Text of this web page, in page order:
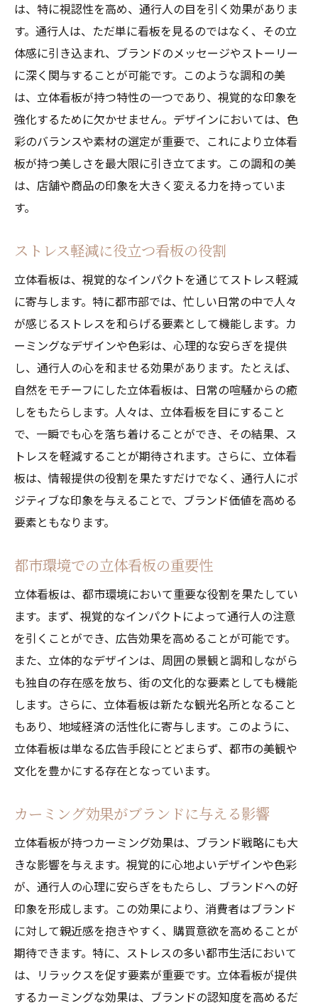
立体看板がもたらす日常への影響
都市生活における立体看板の役割
日常に溶け込む立体デザインの魅力
立体看板が日常に与えるポジティブな影響
現代生活における立体看板の必要性
日常への影響を考慮した看板設計
立体看板が創り出す日常の新たな価値
アートとしての立体看板の役割とは
立体看板が都市に与える文化的影響
視覚芸術としての立体看板の可能性
アートとしての立体看板が持つ力
文化的景観における立体看板の役割
立体看板のカーミング効果とブランド戦略
ブランドイメージとカーミング効果の関係
立体看板を用いた効果的なブランド戦略
カーミング効果を活かしたマーケティング
立体看板がブランド認知に与える影響
ブランド戦略における立体看板の役割
立体看板とブランドのシナジー効果
は、特に視認性を高め、通行人の目を引く効果がありま
す。通行人は、ただ単に看板を見るのではなく、その立
体感に引き込まれ、ブランドのメッセージやストーリー
に深く関与することが可能です。このような調和の美
は、立体看板が持つ特性の一つであり、視覚的な印象を
強化するために欠かせません。デザインにおいては、色
彩のバランスや素材の選定が重要で、これにより立体看
板が持つ美しさを最大限に引き立てます。この調和の美
は、店舗や商品の印象を大きく変える力を持っていま
す。
ストレス軽減に役立つ看板の役割
立体看板は、視覚的なインパクトを通じてストレス軽減
に寄与します。特に都市部では、忙しい日常の中で人々
が感じるストレスを和らげる要素として機能します。カ
ーミングなデザインや色彩は、心理的な安らぎを提供
し、通行人の心を和ませる効果があります。たとえば、
自然をモチーフにした立体看板は、日常の喧騒からの癒
しをもたらします。人々は、立体看板を目にすること
で、一瞬でも心を落ち着けることができ、その結果、ス
トレスを軽減することが期待されます。さらに、立体看
板は、情報提供の役割を果たすだけでなく、通行人にポ
ジティブな印象を与えることで、ブランド価値を高める
要素ともなります。
都市環境での立体看板の重要性
立体看板は、都市環境において重要な役割を果たしてい
ます。まず、視覚的なインパクトによって通行人の注意
を引くことができ、広告効果を高めることが可能です。
また、立体的なデザインは、周囲の景観と調和しながら
も独自の存在感を放ち、街の文化的な要素としても機能
します。さらに、立体看板は新たな観光名所となること
もあり、地域経済の活性化に寄与します。このように、
立体看板は単なる広告手段にとどまらず、都市の美観や
文化を豊かにする存在となっています。
カーミング効果がブランドに与える影響
立体看板が持つカーミング効果は、ブランド戦略にも大
きな影響を与えます。視覚的に心地よいデザインや色彩
が、通行人の心理に安らぎをもたらし、ブランドへの好
印象を形成します。この効果により、消費者はブランド
に対して親近感を抱きやすく、購買意欲を高めることが
期待できます。特に、ストレスの多い都市生活において
は、リラックスを促す要素が重要です。立体看板が提供
するカーミングな効果は、ブランドの認知度を高めるだ